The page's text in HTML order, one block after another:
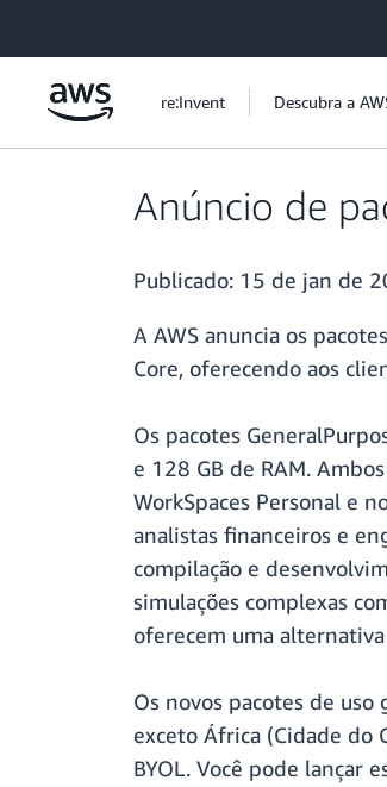
re:Invent Descubra a
Anúncio de
Publicado: 15 de jan de
A AWS anuncia os
Core, oferecendo aos
Os pacotes
e 128 GB de RAM.
WorkSpaces Personal e
analistas financeiros e
compilação e
simulações complexas
oferecem uma
Os novos pacotes de uso
exceto África (Cidade do
BYOL. Você pode lançar